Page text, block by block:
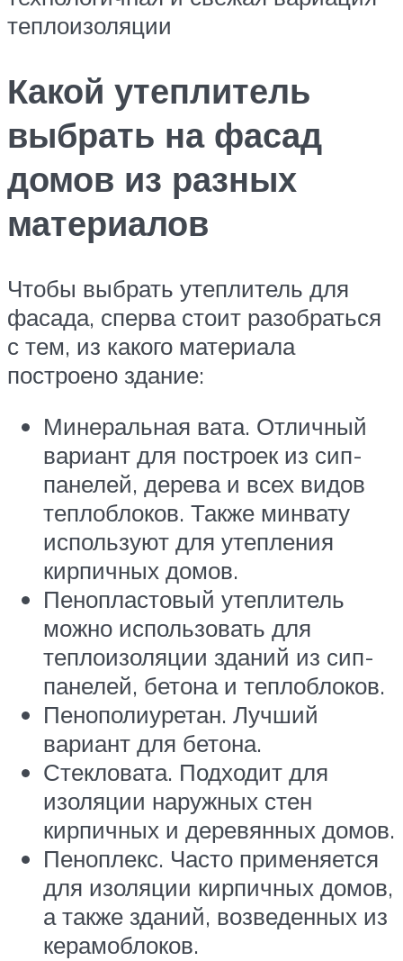
теплоизоляции
Какой утеплитель
выбрать на фасад
домов из разных
материалов
Чтобы выбрать утеплитель для
фасада, сперва стоит разобраться
с тем, из какого материала
построено здание:
Минеральная вата. Отличный
вариант для построек из сип-
панелей, дерева и всех видов
теплоблоков. Также минвату
используют для утепления
кирпичных домов.
Пенопластовый утеплитель
можно использовать для
теплоизоляции зданий из сип-
панелей, бетона и теплоблоков.
Пенополиуретан. Лучший
вариант для бетона.
Стекловата. Подходит для
изоляции наружных стен
кирпичных и деревянных домов.
Пеноплекс. Часто применяется
для изоляции кирпичных домов,
а также зданий, возведенных из
керамоблоков.